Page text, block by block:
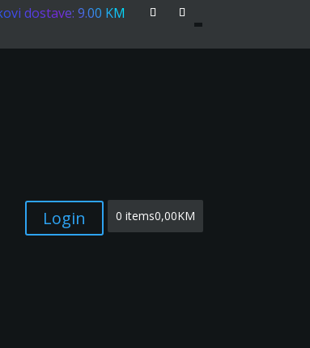
dostave: 9.00 KM
Login 0 items0,00KM